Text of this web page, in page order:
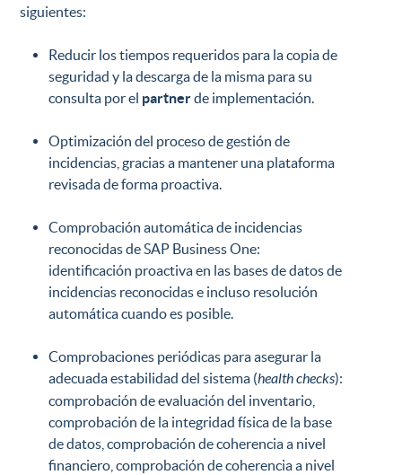
siguientes:
Reducir los tiempos requeridos para la copia de
seguridad y la descarga de la misma para su
consulta por el partnerde implementación.
Optimización del proceso de gestión de
incidencias, gracias a mantener una plataforma
revisada de forma proactiva.
Comprobación automática de incidencias
reconocidas de SAP Business One:
identificación proactiva en las bases de datos de
incidencias reconocidas e incluso resolución
automática cuando es posible.
Comprobaciones periódicas para asegurar la
adecuada estabilidad del sistema (health checks):
comprobación de evaluación del inventario,
comprobación de la integridad física de la base
de datos, comprobación de coherencia a nivel
financiero, comprobación de coherencia a nivel